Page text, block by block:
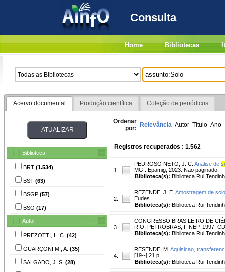
Consulta
Home Bibliotecas
Acervo documental Produção científica Coleção de periódicos
Biblioteca
BRT (1.534)
BST (63)
BSGP (57)
BSO (17)
Autor
PREZOTTI, L. C. (42)
GUARÇONI M., A. (35)
SALGADO, J. S. (28)
Ordenar
por: Relevância Autor Título Ano
Registros recuperados : 1.562
1.
PEDROSO NETO, J. C. Analise de
MG : Epamig, 2023. Nao paginado.
Biblioteca(s): Biblioteca Rui
2.
REZENDE, J. E. Amostragem de
Eudes.
Biblioteca(s): Biblioteca Rui
3.
CONGRESSO BRASILEIRO DE
RIO; PETROBRAS; FINEP, 1997.
Biblioteca(s): Biblioteca Rui
4.
RESENDE, M. Aquisicao,
[19--] 21 p.
Biblioteca(s): Biblioteca Rui